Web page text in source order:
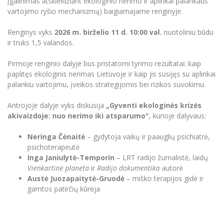
Universiteto teatras
Novikas)
Neformaliuoju ir (ar) savišvietos būdu įgytų
kompetencijų vertinimas ir pripažinimas
Studijų organizavimas
Erasmus+ mobilumas praktikoms (SMP)
Partnerystės
Vilniaus Karaliaus Sedžiongo institutas
Frankofoniškų šalių studijų centras
Emocinė gerovė
Mokslo laboratorijos
Žmogaus, aplinkos ir technologijų (HET)
Projektai
Mokymų LAB
Mokslo naujienos
Kasmetiniai mokslo renginiai
Veiklos dokumentai
Akademinė etika
Universiteto simbolika
Naujienos
Tarptautiškumas
Studentams
Studentams
Darbuotojams
Darnus vystymasis
Privatumo politika
Sūduvos akademija
Bakalauro studijos
Magistrantūros studijos
Vadovų MBA
Švietimo ir kultūros vadovų MPA
Teisės LL.M.
Papildomosios studijos
Pedagogų rengimas
Profesinės bakalauro studijos
Personalo valdymo centras
Privačių interesų deklaravimas
Informacija naujiems darbuotojams
Studijų Moodle (studijų vykdymui)
vartojimo ryšio mechanizmą) baigiamajame renginyje.
Renginys vyks 2026 m. birželio 11 d. 10:00 val. nuotoliniu būdu
ir truks 1,5 valandos.
Pirmoje renginio dalyje bus pristatomi tyrimo rezultatai: kaip
paplitęs ekologinis nerimas Lietuvoje ir kaip jis susijęs su aplinkai
palankiu vartojimu, įveikos strategijomis bei rizikos suvokimu.
Antrojoje dalyje vyks diskusija „Gyventi ekologinės krizės
akivaizdoje: nuo nerimo iki atsparumo", kurioje dalyvaus:
Neringa Čėnaitė – gydytoja vaikų ir paauglių psichiatrė,
psichoterapeutė
Inga Janiulytė-Temporin – LRT radijo žurnalistė, laidų
Vienkartinė planeta ir Radijo dokumentika autorė
Austė Juozapaitytė-Gruodė – miško terapijos gidė ir
gamtos patirčių kūrėja